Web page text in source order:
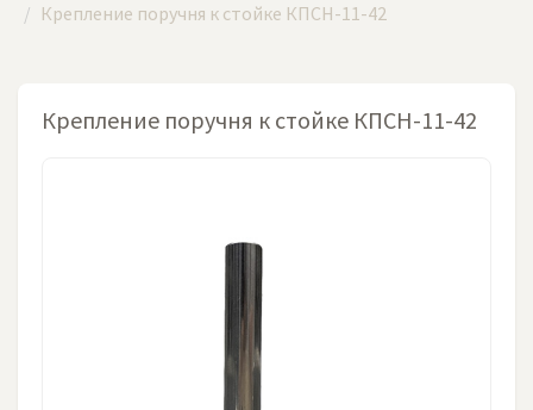
Крепление поручня к стойке КПСН-11-42
Крепление поручня к стойке КПСН-11-42